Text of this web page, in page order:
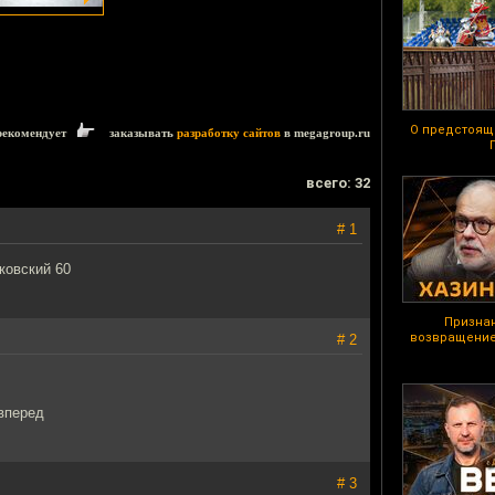
О
заказывать разработку сайтов в megagroup.ru
всего: 32
# 1
60
# 2
# 3